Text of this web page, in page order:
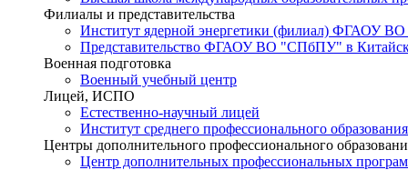
Филиалы и представительства
Институт ядерной энергетики (филиал) ФГАОУ
Представительство ФГАОУ ВО "СПбПУ" в
Военная подготовка
Военный учебный центр
Лицей, ИСПО
Естественно-научный лицей
Институт среднего профессионального образования
Центры дополнительного профессионального
Центр дополнительных профессиональных